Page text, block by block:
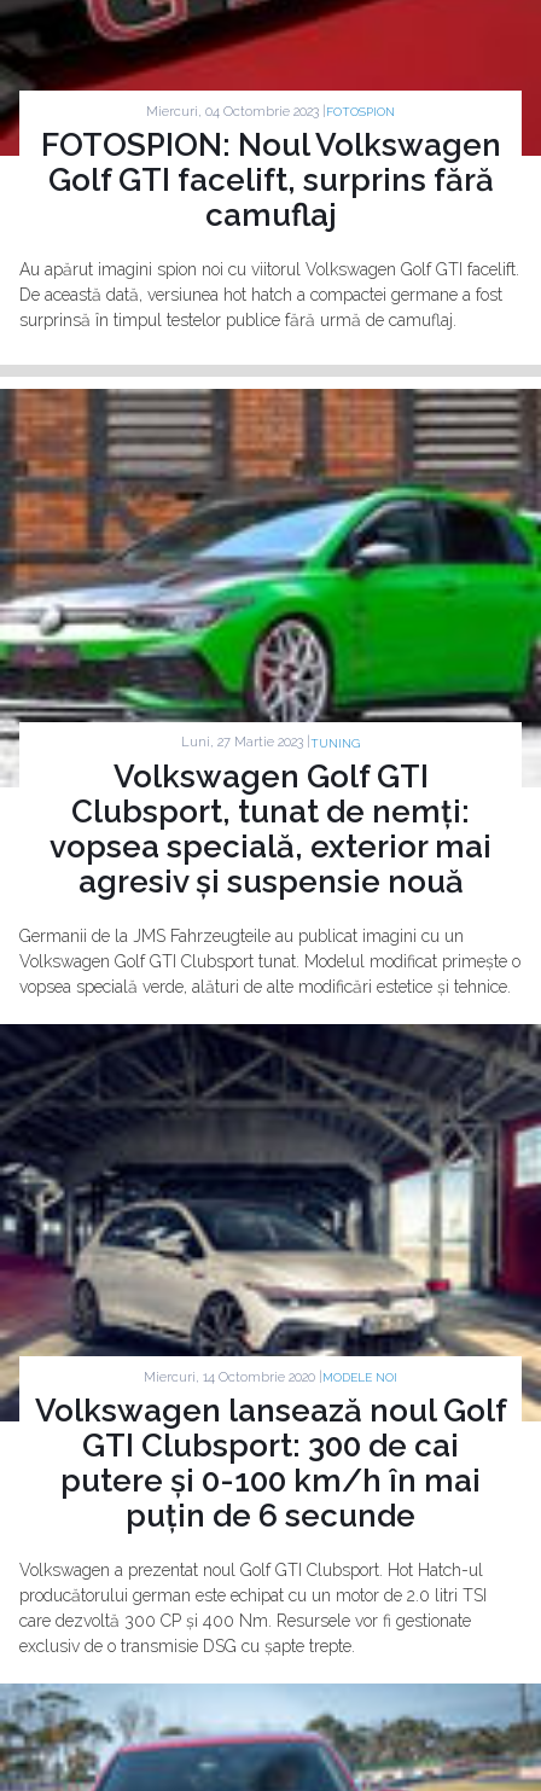
Miercuri, 04 Octombrie 2023 | FOTOSPION
FOTOSPION: Noul Volkswagen
Golf GTI facelift, surprins fără
camuflaj
Au apărut imagini spion noi cu viitorul Volkswagen Golf GTI facelift.
De această dată, versiunea hot hatch a compactei germane a fost
surprinsă în timpul testelor publice fără urmă de camuflaj.
Luni, 27 Martie 2023 | TUNING
Volkswagen Golf GTI
Clubsport, tunat de nemți:
vopsea specială, exterior mai
agresiv și suspensie nouă
Germanii de la JMS Fahrzeugteile au publicat imagini cu un
Volkswagen Golf GTI Clubsport tunat. Modelul modificat primește o
vopsea specială verde, alături de alte modificări estetice și tehnice.
Miercuri, 14 Octombrie 2020 | MODELE NOI
Volkswagen lansează noul Golf
GTI Clubsport: 300 de cai
putere și 0-100 km/h în mai
puțin de 6 secunde
Volkswagen a prezentat noul Golf GTI Clubsport. Hot Hatch-ul
producătorului german este echipat cu un motor de 2.0 litri TSI
care dezvoltă 300 CP și 400 Nm. Resursele vor fi gestionate
exclusiv de o transmisie DSG cu șapte trepte.